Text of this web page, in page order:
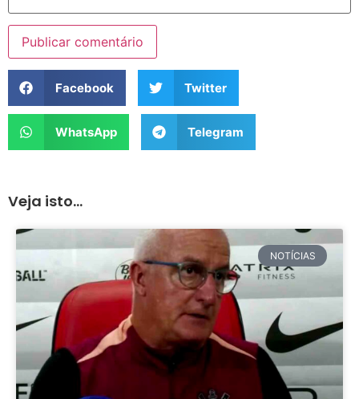
Facebook Twitter
WhatsApp Telegram
Veja isto...
NOTÍCIAS